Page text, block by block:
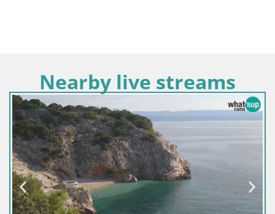
Nearby live streams